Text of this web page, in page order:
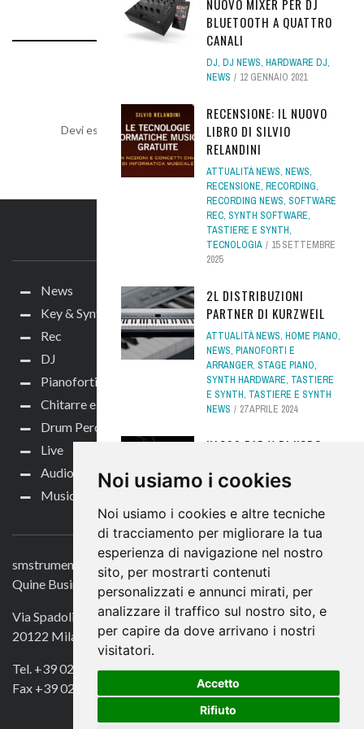
Noi usiamo i cookies
Noi usiamo i cookies e altre tecniche
di tracciamento per migliorare la tua
esperienza di navigazione nel nostro
sito, per mostrarti contenuti
personalizzati e annunci mirati, per
analizzare il traffico sul nostro sito, e
per capire da dove arrivano i nostri
visitatori.
Accetto
Rifiuto
LEAVE A REPLY
Devi essere connessoper inviare un commento.
NUOVO MIXER PER DJ
BLUETOOTH A QUATTRO
CANALI
DJ, DJ NEWS, HARDWARE DJ,
NEWS
12 GENNAIO 2021
RECENSIONE: IL NUOVO
LIBRO DI SILVIO
RELANDINI
ATTUALITÀ NEWS, NEWS,
RECENSIONE, RECORDING,
RECORDING NEWS, SOFTWARE
REC, SYNTH SOFTWARE,
TASTIERE E SYNTH,
TECNOLOGIA
15 SETTEMBRE
2025
2L DISTRIBUZIONI
PARTNER DI KURZWEIL
ATTUALITÀ NEWS, HOME PIANO,
NEWS, PIANOFORTI E
ARRANGER, STAGE PIANO,
SYNTH HARDWARE, TASTIERE
E SYNTH, TASTIERE E SYNTH
NEWS
27 APRILE 2024
KAOSS PAD V DI KORG:
ACCESSORI LIVE,DJ
NEWS,NEWS,TASTIERE E
SYNTH NEWS
16 MARZO 2026
OBERHEIM TEO-5 ORA
ANCHE DESKTOP!
NEWS,SYNTH HARDWARE
TASTIERE E SYNTH
, TASTIERE
E SYNTH NEWS
10 LUGLIO 2025
MUSIKA EXPO 2019: DA
NON PERDERE LO STAND
YAMAHA!
IL SITO
News
Key & Synth
Rec
DJ
Pianoforti e Arranger
Chitarre e bassi
Drum Perc
Live
Audio per video
Music Life
CONTATTACI
smstrumentimusicali.it
Quine Business Publisher
Via Spadolini 7
20122 Milano
Tel. +39 02 49756990
Fax +39 02 72016740